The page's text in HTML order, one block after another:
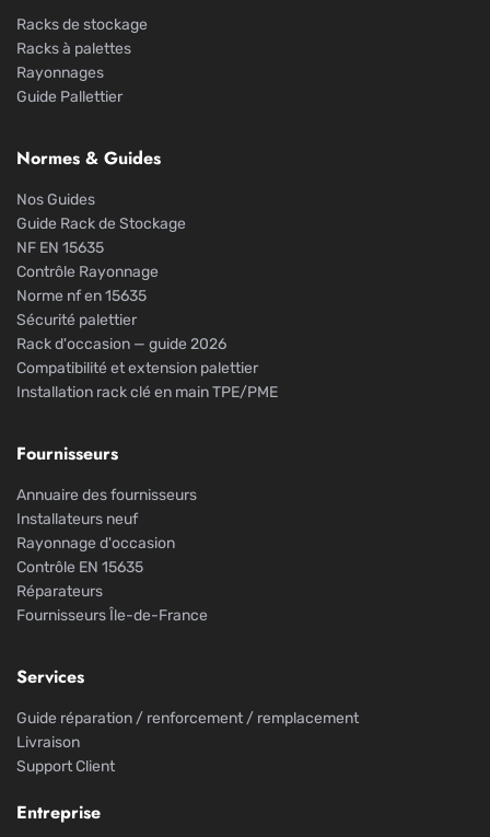
Racks de stockage
Racks à palettes
Rayonnages
Guide Pallettier
Normes & Guides
Nos Guides
Guide Rack de Stockage
NF EN 15635
Contrôle Rayonnage
Norme nf en 15635
Sécurité palettier
Rack d'occasion — guide 2026
Compatibilité et extension palettier
Installation rack clé en main TPE/PME
Fournisseurs
Annuaire des fournisseurs
Installateurs neuf
Rayonnage d'occasion
Contrôle EN 15635
Réparateurs
Fournisseurs Île-de-France
Services
Guide réparation / renforcement / remplacement
Livraison
Support Client
Entreprise